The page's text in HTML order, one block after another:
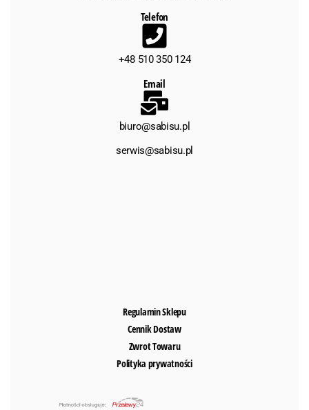
Telefon
+48 510 350 124
Email
biuro@sabisu.pl
serwis@sabisu.pl
Regulamin Sklepu
Cennik Dostaw
Zwrot Towaru
Polityka prywatności